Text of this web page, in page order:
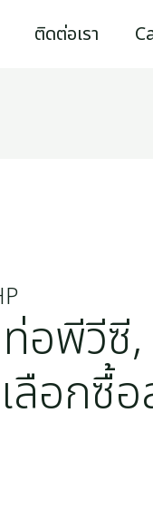
ติดต่อเรา
อพีวีซี,
ลือกซื้